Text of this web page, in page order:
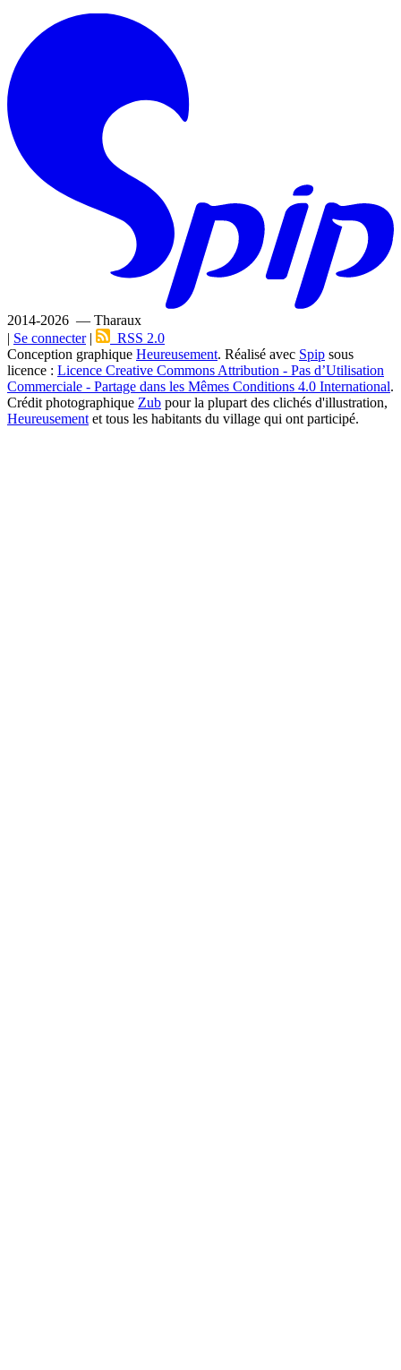
2014-2026 — Tharaux
| Se connecter|
RSS 2.0
Conception graphique Heureusement. Réalisé avec Spip sous
licence : Licence Creative Commons Attribution - Pas d’Utilisation
Commerciale - Partage dans les Mêmes Conditions 4.0 International.
Crédit photographique Zub pour la plupart des clichés d'illustration,
Heureusement et tous les habitants du village qui ont participé.